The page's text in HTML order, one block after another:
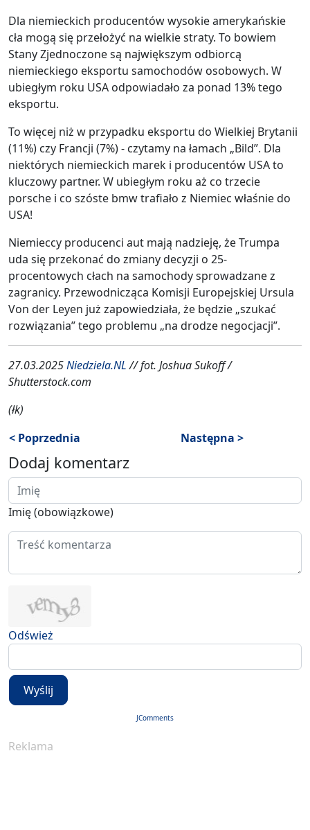
Dla niemieckich producentów wysokie amerykańskie
cła mogą się przełożyć na wielkie straty. To bowiem
Stany Zjednoczone są największym odbiorcą
niemieckiego eksportu samochodów osobowych. W
ubiegłym roku USA odpowiadało za ponad 13% tego
eksportu.
To więcej niż w przypadku eksportu do Wielkiej Brytanii
(11%) czy Francji (7%) - czytamy na łamach „Bild”. Dla
niektórych niemieckich marek i producentów USA to
kluczowy partner. W ubiegłym roku aż co trzecie
porsche i co szóste bmw trafiało z Niemiec właśnie do
USA!
Niemieccy producenci aut mają nadzieję, że Trumpa
uda się przekonać do zmiany decyzji o 25-
procentowych cłach na samochody sprowadzane z
zagranicy. Przewodnicząca Komisji Europejskiej Ursula
Von der Leyen już zapowiedziała, że będzie „szukać
rozwiązania” tego problemu „na drodze negocjacji”.
27.03.2025Niedziela.NL// fot. Joshua Sukoff /
Shutterstock.com
(łk)
< Poprzednia
Następna >
Dodaj komentarz
Imię (obowiązkowe)
Odśwież
Wyślij
JComments
Reklama